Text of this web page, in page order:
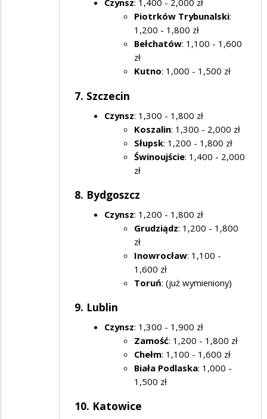
Czynsz: 1,400 - 2,000 zł
Piotrków Trybunalski:
1,200 - 1,800 zł
Bełchatów: 1,100 - 1,600
zł
Kutno: 1,000 - 1,500 zł
7. Szczecin
Czynsz: 1,300 - 1,800 zł
Koszalin: 1,300 - 2,000 zł
Słupsk: 1,200 - 1,800 zł
Świnoujście: 1,400 - 2,000
zł
8. Bydgoszcz
Czynsz: 1,200 - 1,800 zł
Grudziądz: 1,200 - 1,800
zł
Inowrocław: 1,100 -
1,600 zł
Toruń: (już wymieniony)
9. Lublin
Czynsz: 1,300 - 1,900 zł
Zamość: 1,200 - 1,800 zł
Chełm: 1,100 - 1,600 zł
Biała Podlaska: 1,000 -
1,500 zł
10. Katowice